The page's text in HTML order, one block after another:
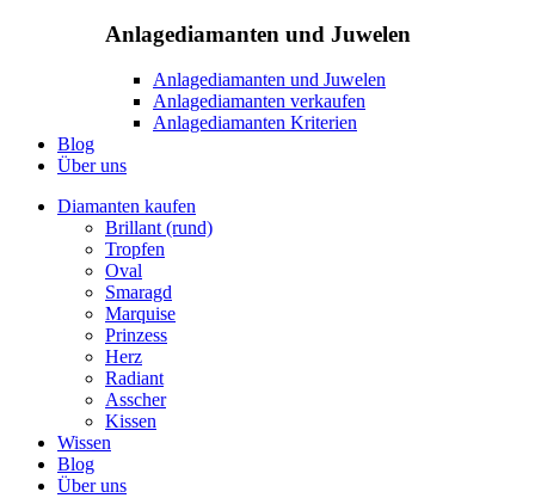
Anlagediamanten und Juwelen
Anlagediamanten und Juwelen
Anlagediamanten verkaufen
Anlagediamanten Kriterien
Blog
Über uns
Diamanten kaufen
Brillant (rund)
Tropfen
Oval
Smaragd
Marquise
Prinzess
Herz
Radiant
Asscher
Kissen
Wissen
Blog
Über uns